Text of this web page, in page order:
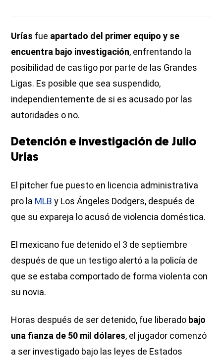
Urías fue apartado del primer equipo y se
encuentra bajo investigación, enfrentando la
posibilidad de castigo por parte de las Grandes
Ligas. Es posible que sea suspendido,
independientemente de si es acusado por las
autoridades o no.
Detención e investigación de Julio
Urías
El pitcher fue puesto en licencia administrativa
pro la MLBy Los Ángeles Dodgers, después de
que su expareja lo acusó de violencia doméstica.
El mexicano fue detenido el 3 de septiembre
después de que un testigo alertó a la policía de
que se estaba comportado de forma violenta con
su novia.
Horas después de ser detenido, fue liberado bajo
una fianza de 50 mil dólares, el jugador comenzó
a ser investigado bajo las leyes de Estados